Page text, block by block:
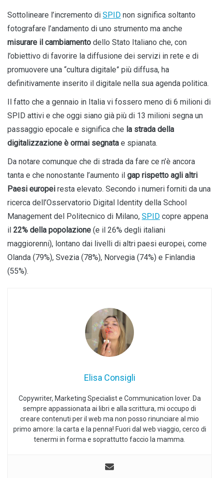
Sottolineare l’incremento di SPID non significa soltanto
fotografare l’andamento di uno strumento ma anche
misurare il cambiamento dello Stato Italiano che, con
l’obiettivo di favorire la diffusione dei servizi in rete e di
promuovere una “cultura digitale” più diffusa, ha
definitivamente inserito il digitale nella sua agenda politica.
Il fatto che a gennaio in Italia vi fossero meno di 6 milioni di
SPID attivi e che oggi siano già più di 13 milioni segna un
passaggio epocale e significa che la strada della
digitalizzazione è ormai segnata e spianata.
Da notare comunque che di strada da fare ce n’è ancora
tanta e che nonostante l’aumento il gap rispetto agli altri
Paesi europei resta elevato. Secondo i numeri forniti da una
ricerca dell’Osservatorio Digital Identity della School
Management del Politecnico di Milano, SPID copre appena
il 22% della popolazione (e il 26% degli italiani
maggiorenni), lontano dai livelli di altri paesi europei, come
Olanda (79%), Svezia (78%), Norvegia (74%) e Finlandia
(55%).
Elisa Consigli
Copywriter, Marketing Specialist e Communication lover. Da
sempre appassionata ai libri e alla scrittura, mi occupo di
creare contenuti per il web ma non posso rinunciare al mio
primo amore: la carta e la penna! Fuori dal web viaggio, cerco di
tenermi in forma e soprattutto faccio la mamma.